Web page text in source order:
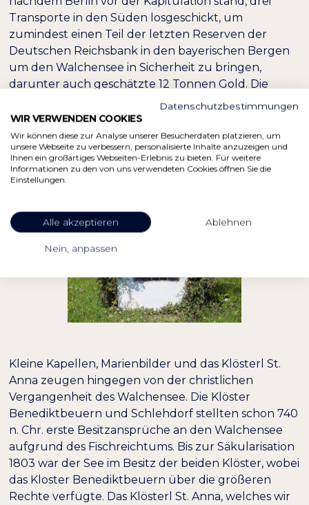
Transporte in den Süden losgeschickt, um
zumindest einen Teil der letzten Reserven der
Deutschen Reichsbank in den bayerischen Bergen
um den Walchensee in Sicherheit zu bringen,
darunter auch geschätzte 12 Tonnen Gold. Die
Amerikaner fanden durch ihre Bemühungen und
deutsche Agenten nur 9,1 Tonnen. Wo also der Rest
geblieben ist, darüber wird bis heute spekuliert.
Also, wer hat Lust auf Schatzsuche zu gehen?
Kleine Kapellen, Marienbilder und das Klösterl St.
Anna zeugen hingegen von der christlichen
Vergangenheit des Walchensee. Die Klöster
Benediktbeuern und Schlehdorf stellten schon 740
n. Chr. erste Besitzansprüche an den Walchensee
aufgrund des Fischreichtums. Bis zur Säkularisation
1803 war der See im Besitz der beiden Klöster, wobei
das Kloster Benediktbeuern über die größeren
Rechte verfügte. Das Klösterl St. Anna, welches wir
Datenschutzbestimmungen
WIR VERWENDEN COOKIES
Wir können diese zur Analyse unserer Besucherdaten platzieren, um
unsere Webseite zu verbessern, personalisierte Inhalte anzuzeigen und
Ihnen ein großartiges Webseiten-Erlebnis zu bieten. Für weitere
Informationen zu den von uns verwendeten Cookies öffnen Sie die
Einstellungen.
Alle akzeptieren Ablehnen
Nein, anpassen